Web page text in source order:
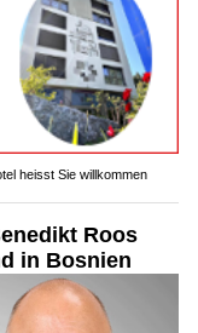
heisst Sie willkommen
Roos
in Bosnien